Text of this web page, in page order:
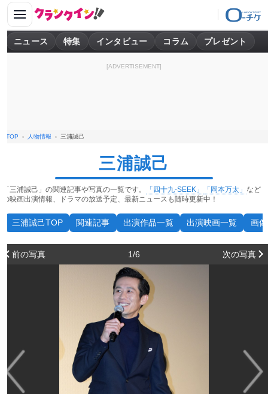
ニュース 特集 インタビュー コラム プレゼント
[ADVERTISEMENT]
TOP 人物情報 三浦誠己
三浦誠己
「三浦誠己」の関連記事や写真の一覧です。 「四十九-SEEK」 「岡本万太」 など
の映画出演情報、ドラマの放送予定、最新ニュースも随時更新中！
三浦誠己TOP 関連記事 出演作品一覧 出演映画一覧 画
前の写真 1/6 次の写真